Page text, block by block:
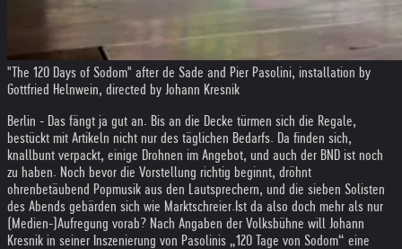
"The 120 Days of Sodom" after de Sade and Pier Pasolini, installation by
Gottfried Helnwein, directed by Johann Kresnik
Berlin - Das fängt ja gut an. Bis an die Decke türmen sich die Regale,
bestückt mit Artikeln nicht nur des täglichen Bedarfs. Da finden sich,
knallbunt verpackt, einige Drohnen im Angebot, und auch der BND ist noch
zu haben. Noch bevor die Vorstellung richtig beginnt, dröhnt
ohrenbetäubend Popmusik aus den Lautsprechern, und die sieben Solisten
des Abends gebärden sich wie Marktschreier. Ist da also doch mehr als nur
(Medien-)Aufregung vorab? Nach Angaben der Volksbühne will Johann
Kresnik in seiner Inszenierung von Pasolinis „120 Tage von Sodom“ eine